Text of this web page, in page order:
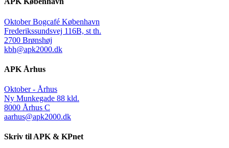
Oktober Bogcafé København
Frederikssundsvej 116B, st th.
2700 Brønshøj
kbh@apk2000.dk
APK Århus
Oktober - Århus
Ny Munkegade 88 kld.
8000 Århus C
aarhus@apk2000.dk
Skriv til APK & KPnet